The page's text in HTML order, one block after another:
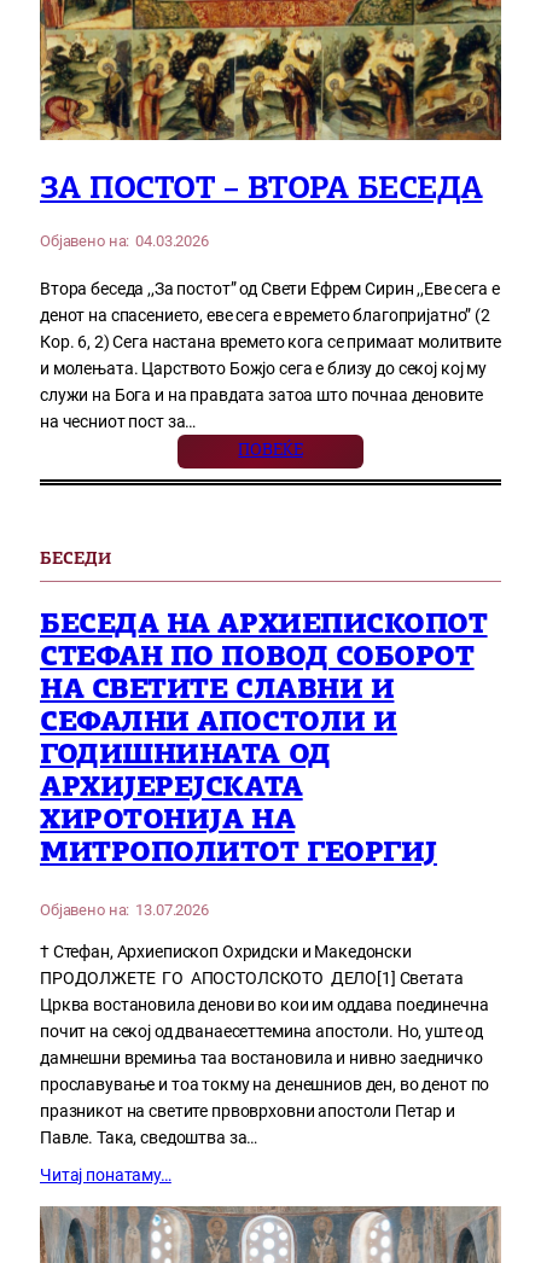
ЗА ПОСТОТ – ВТОРА БЕСЕДА
Објавено на: 04.03.2026
Втора беседа ,,За постот” од Свети Ефрем Сирин ,,Еве сега е
денот на спасението, еве сега е времето благопријатно” (2
Кор. 6, 2) Сега настана времето кога се примаат молитвите
и молењата. Царството Божјо сега е близу до секој кој му
служи на Бога и на правдата затоа што почнаа деновите
на чесниот пост за…
ПОВЕЌЕ
БЕСЕДИ
БЕСЕДА НА АРХИЕПИСКОПОТ
СТЕФАН ПО ПОВОД СОБОРОТ
НА СВЕТИТЕ СЛАВНИ И
СЕФАЛНИ АПОСТОЛИ И
ГОДИШНИНАТА ОД
АРХИЈЕРЕЈСКАТА
ХИРОТОНИЈА НА
МИТРОПОЛИТОТ ГЕОРГИЈ
Објавено на: 13.07.2026
† Стефан, Архиепископ Охридски и Македонски
ПРОДОЛЖЕТЕ ГО АПОСТОЛСКОТО ДЕЛО[1] Светата
Црква востановила денови во кои им оддава поединечна
почит на секој од дванаесеттемина апостоли. Но, уште од
дамнешни времиња таа востановила и нивно заедничко
прославување и тоа токму на денешниов ден, во денот по
празникот на светите првоврховни апостоли Петар и
Павле. Така, сведоштва за…
Читај понатаму…